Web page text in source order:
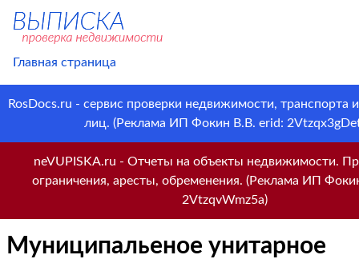
Главная страница
RosDocs.ru - сервис проверки недвижимости, транспорта
лиц. (Реклама ИП Фокин В.В. erid:
neVUPISKA.ru - Отчеты на объекты недвижимости.
ограничения, аресты, обременения. (Реклама ИП
2VtzqvWmz5a)
Муниципальеное унитарное